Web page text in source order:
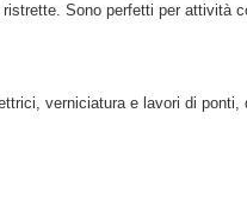
Sono perfetti per attività
verniciatura e lavori di